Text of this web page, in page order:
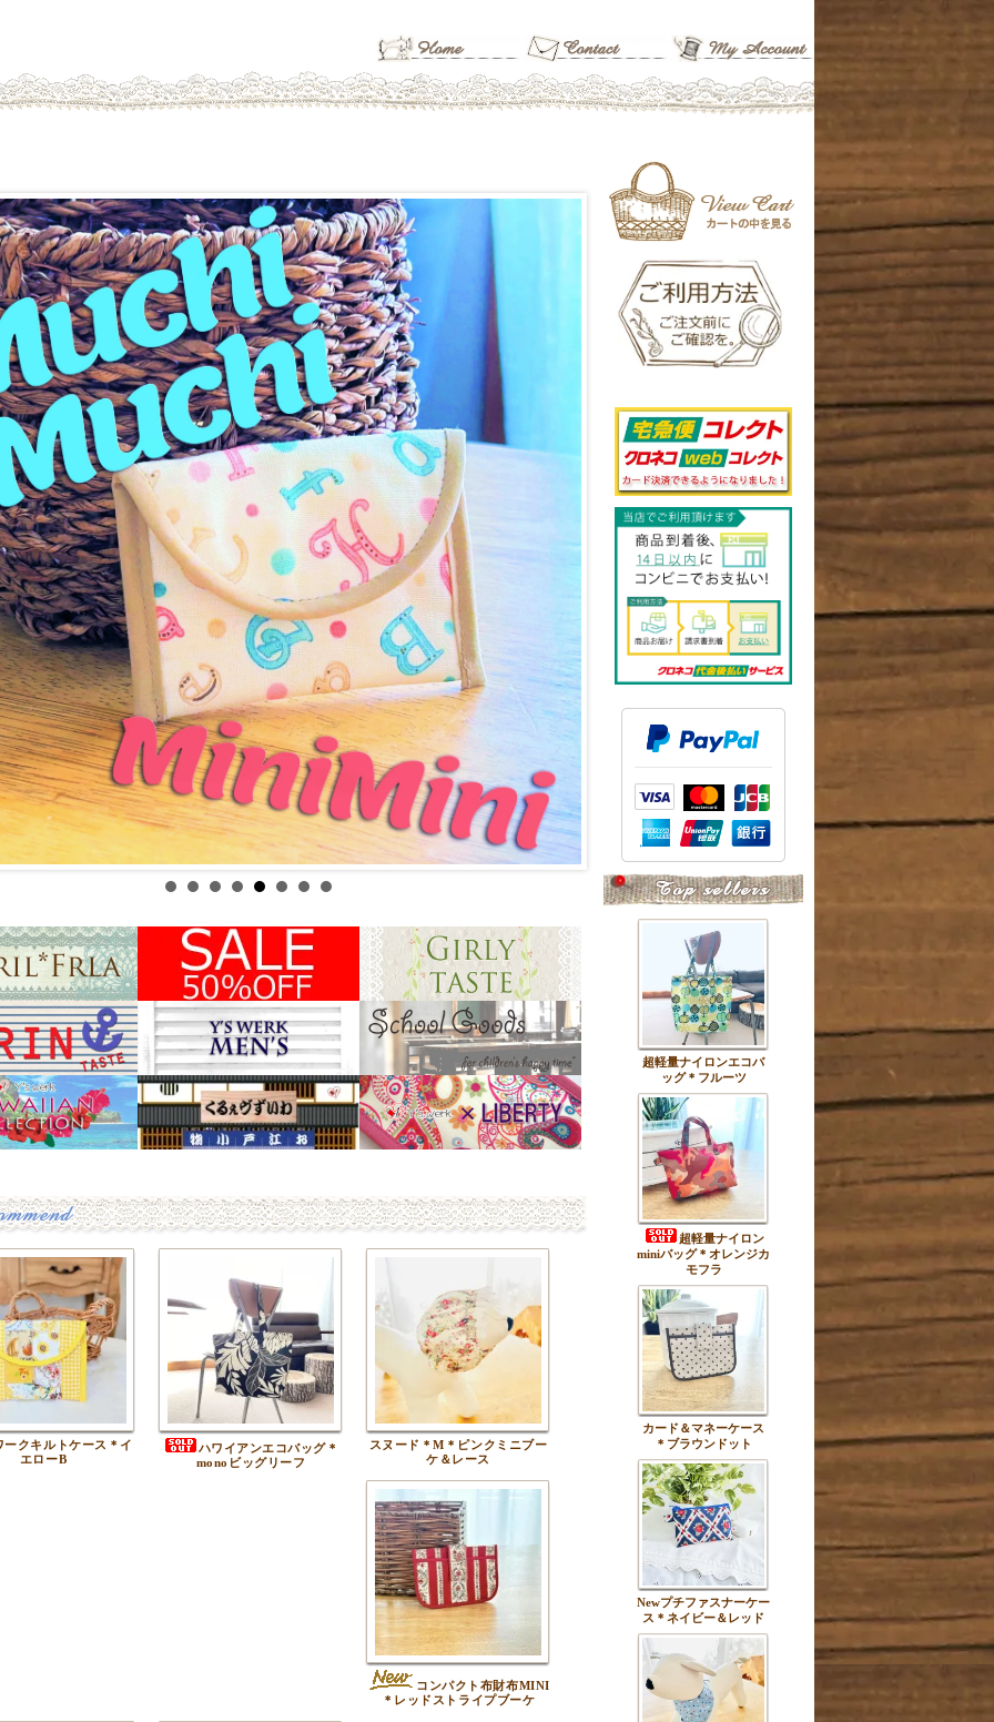
ークキルトケース＊イ
エローB
ハワイアンエコバッグ＊
monoビッグリーフ
スヌード＊M＊ピンクミニブー
ケ＆レース
コンパクト布財布MINI
＊レッドストライプブーケ
超軽量ナイロンエコバ
ッグ＊フルーツ
超軽量ナイロン
miniバッグ＊オレンジカ
モフラ
カード＆マネーケース
＊ブラウンドット
Newプチファスナーケー
ス＊ネイビー＆レッド